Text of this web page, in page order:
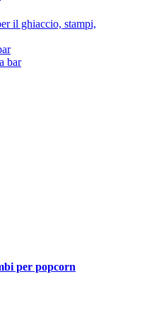
il ghiaccio, stampi,
bar
per popcorn